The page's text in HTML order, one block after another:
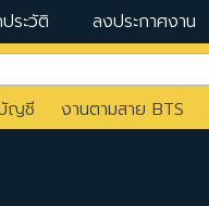
ระวัติ ลงประกาศงาน
ญชี งานตามสาย BTS